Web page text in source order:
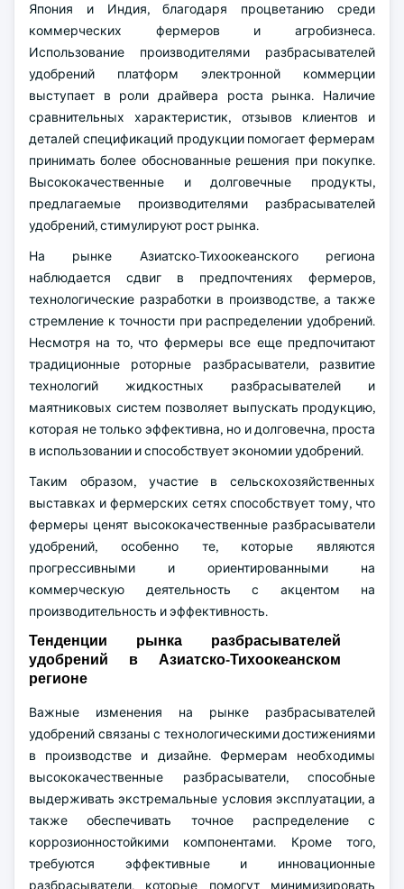
Япония и Индия, благодаря процветанию среди
коммерческих фермеров и агробизнеса.
Использование производителями разбрасывателей
удобрений платформ электронной коммерции
выступает в роли драйвера роста рынка. Наличие
сравнительных характеристик, отзывов клиентов и
деталей спецификаций продукции помогает фермерам
принимать более обоснованные решения при покупке.
Высококачественные и долговечные продукты,
предлагаемые производителями разбрасывателей
удобрений, стимулируют рост рынка.
На рынке Азиатско-Тихоокеанского региона
наблюдается сдвиг в предпочтениях фермеров,
технологические разработки в производстве, а также
стремление к точности при распределении удобрений.
Несмотря на то, что фермеры все еще предпочитают
традиционные роторные разбрасыватели, развитие
технологий жидкостных разбрасывателей и
маятниковых систем позволяет выпускать продукцию,
которая не только эффективна, но и долговечна, проста
в использовании и способствует экономии удобрений.
Таким образом, участие в сельскохозяйственных
выставках и фермерских сетях способствует тому, что
фермеры ценят высококачественные разбрасыватели
удобрений, особенно те, которые являются
прогрессивными и ориентированными на
коммерческую деятельность с акцентом на
производительность и эффективность.
Тенденции рынка разбрасывателей
удобрений в Азиатско-Тихоокеанском
регионе
Важные изменения на рынке разбрасывателей
удобрений связаны с технологическими достижениями
в производстве и дизайне. Фермерам необходимы
высококачественные разбрасыватели, способные
выдерживать экстремальные условия эксплуатации, а
также обеспечивать точное распределение с
коррозионностойкими компонентами. Кроме того,
требуются эффективные и инновационные
разбрасыватели, которые помогут минимизировать